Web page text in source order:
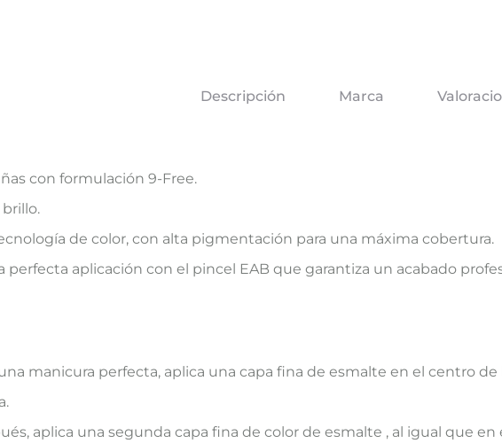
Descripción Marca
con formulación 9-Free.
de color, con alta pigmentación para una máxima cobertura.
perfecta aplicación con el pincel EAB que garantiza un acabado
manicura perfecta, aplica una capa fina de esmalte en el centro
aplica una segunda capa fina de color de esmalte , al igual que